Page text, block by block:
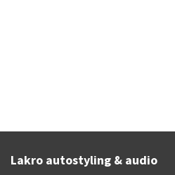
Lakro autostyling & audio